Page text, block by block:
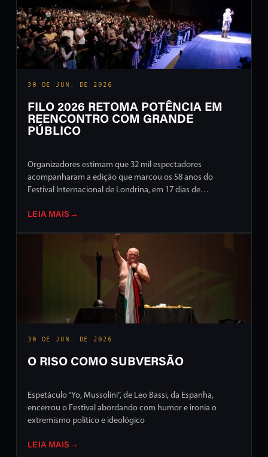
30 DE JUN. DE 2026
FILO 2026 RETOMA POTÊNCIA EM
REENCONTRO COM GRANDE
PÚBLICO
Organizadores estimam que 32 mil espectadores
acompanharam a edição que marcou os 58 anos do
Festival Internacional de Londrina, em 17 dias de
LEIA MAIS →
30 DE JUN. DE 2026
O RISO COMO SUBVERSÃO
Espetáculo “Yo, Mussolini”, de Leo Bassi, da Espanha,
encerrou o Festival abordando com humor e ironia o
extremismo político e ideológico
LEIA MAIS →